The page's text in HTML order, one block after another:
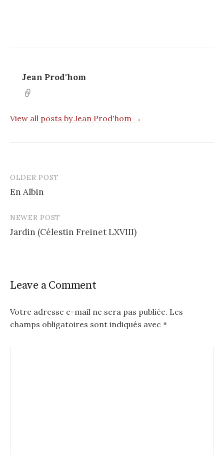
Jean Prod'hom
View all posts by Jean Prod'hom →
Post
navigation
OLDER POST
En Albin
NEWER POST
Jardin (Célestin Freinet LXVIII)
Leave a Comment
Votre adresse e-mail ne sera pas publiée. Les
champs obligatoires sont indiqués avec *